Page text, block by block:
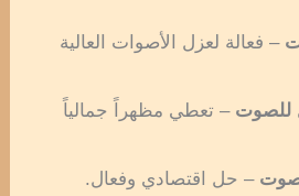
– فعالة لعزل الأصوات العالية
للصوت – تعطي مظهراً جمالياً
– حل اقتصادي وفعال.